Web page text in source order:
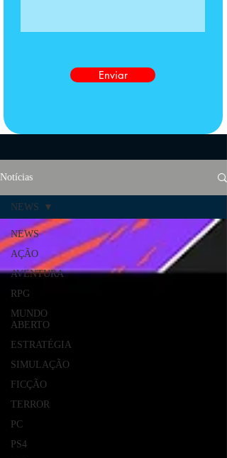
Enviar
Notícias
NEWS
AÇÃO
AVENTURA
RPG
MUNDO
ABERTO
ESTRATÉGIA
SIMULAÇÃO
FICÇÃO
TERROR
PC
PS4
NEWS